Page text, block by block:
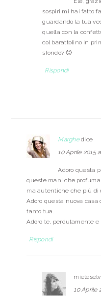
sospiri mi hai fatto
guardando la tua
quella con la
col barattolino in
sfondo? 🙂
Rispondi
Marghe dice
10 Aprile 2015
Adoro questa
queste mani che
ma autentiche che più di
Adoro questa nuova
tanto tua.
Adoro te, perdutamente
Rispondi
10 Aprile